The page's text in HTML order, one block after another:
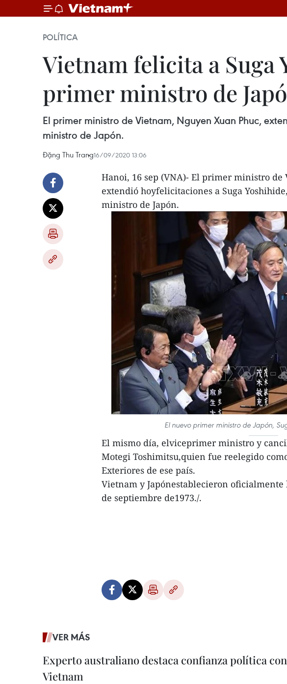
POLÍTICA
Vietnam felicita a Suga
primer ministro de
El primer ministro de Vietnam, Nguyen Xuan Phuc,
ministro de Japón.
Đặng Thu Trang16/09/2020 13:06
Hanoi, 16 sep (VNA)- El primer ministro de
extendió hoyfelicitaciones a Suga
ministro de Japón.
El nuevo primer ministro de Japón,
El mismo día, elviceprimer ministro y
Motegi Toshimitsu,quien fue reelegido
Exteriores de ese país.
Vietnam y Japónestablecieron
de septiembre de1973./.
VER MÁS
Experto australiano destaca confianza política con
Vietnam